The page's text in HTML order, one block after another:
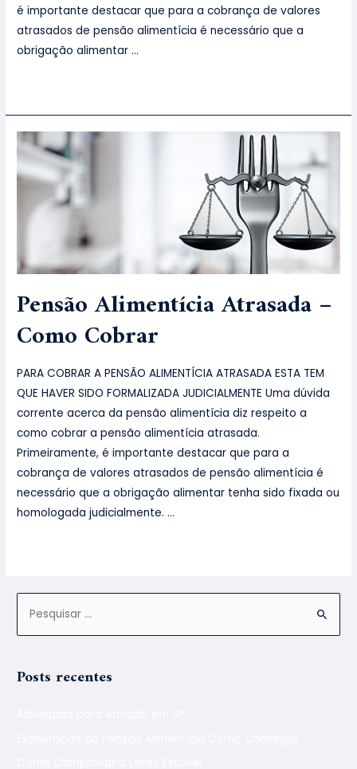
é importante destacar que para a cobrança de valores
atrasados de pensão alimentícia é necessário que a
obrigação alimentar …
Pensão Alimentícia Atrasada –
Como Cobrar
PARA COBRAR A PENSÃO ALIMENTÍCIA ATRASADA ESTA TEM
QUE HAVER SIDO FORMALIZADA JUDICIALMENTE Uma dúvida
corrente acerca da pensão alimentícia diz respeito a
como cobrar a pensão alimentícia atrasada.
Primeiramente, é importante destacar que para a
cobrança de valores atrasados de pensão alimentícia é
necessário que a obrigação alimentar tenha sido fixada ou
homologada judicialmente. …
Posts recentes